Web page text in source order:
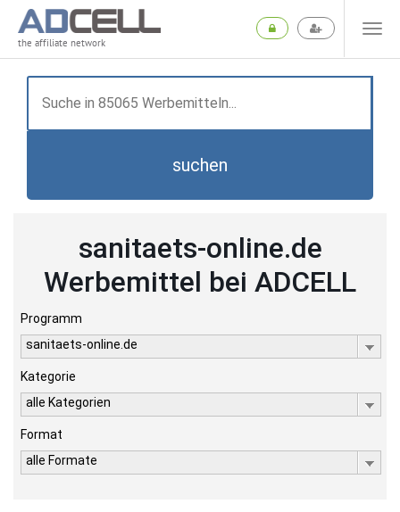
the affiliate network
suchen
sanitaets-online.de
Werbemittel bei ADCELL
Programm
sanitaets-online.de
Kategorie
alle Kategorien
Format
alle Formate